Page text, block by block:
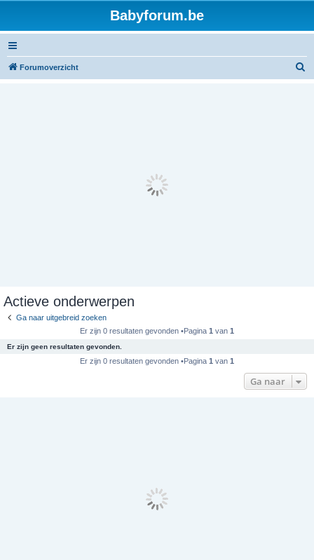
Babyforum.be
Forumoverzicht
Actieve onderwerpen
Ga naar uitgebreid zoeken
Er zijn 0 resultaten gevonden •Pagina 1 van 1
Er zijn geen resultaten gevonden.
Er zijn 0 resultaten gevonden •Pagina 1 van 1
Ga naar